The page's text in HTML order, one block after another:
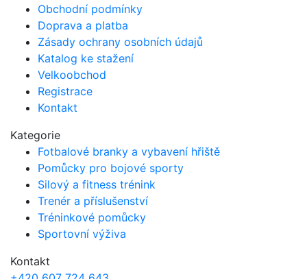
Obchodní podmínky
Doprava a platba
Zásady ochrany osobních údajů
Katalog ke stažení
Velkoobchod
Registrace
Kontakt
Kategorie
Fotbalové branky a vybavení hřiště
Pomůcky pro bojové sporty
Silový a fitness trénink
Trenér a příslušenství
Tréninkové pomůcky
Sportovní výživa
Kontakt